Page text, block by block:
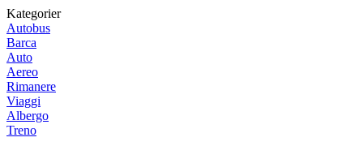
Kategorier
Autobus
Barca
Auto
Aereo
Rimanere
Viaggi
Albergo
Treno